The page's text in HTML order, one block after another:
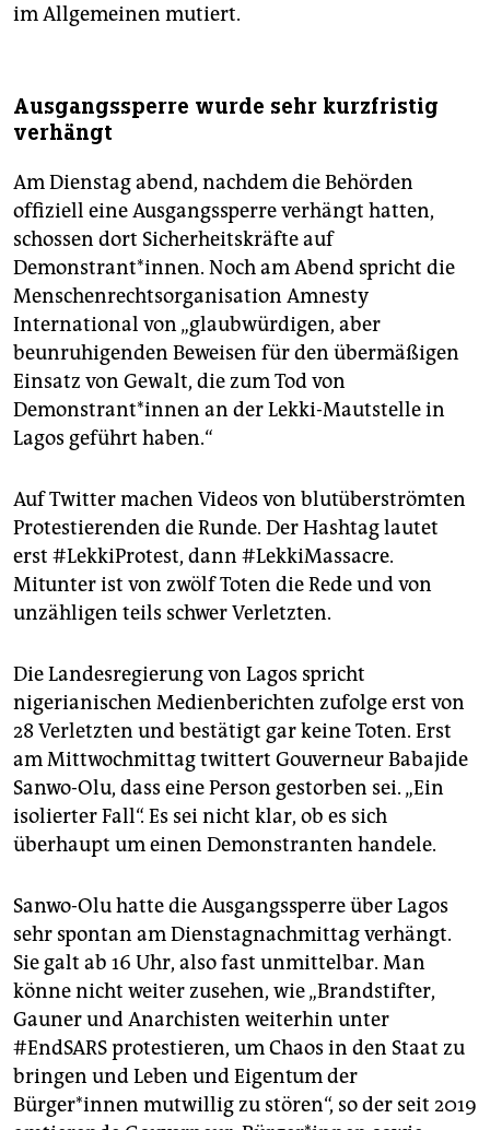
im Allgemeinen mutiert.
Ausgangssperre wurde sehr kurzfristig
verhängt
Am Dienstag abend, nachdem die Behörden
offiziell eine Ausgangssperre verhängt hatten,
schossen dort Sicherheitskräfte auf
Demonstrant*innen. Noch am Abend spricht die
Menschenrechtsorganisation Amnesty
International von „glaubwürdigen, aber
beunruhigenden Beweisen für den übermäßigen
Einsatz von Gewalt, die zum Tod von
Demonstrant*innen an der Lekki-Mautstelle in
Lagos geführt haben.“
Auf Twitter machen Videos von blutüberströmten
Protestierenden die Runde. Der Hashtag lautet
erst #LekkiProtest, dann #LekkiMassacre.
Mitunter ist von zwölf Toten die Rede und von
unzähligen teils schwer Verletzten.
Die Landesregierung von Lagos spricht
nigerianischen Medienberichten zufolge erst von
28 Verletzten und bestätigt gar keine Toten. Erst
am Mittwochmittag twittert Gouverneur Babajide
Sanwo-Olu, dass eine Person gestorben sei. „Ein
isolierter Fall“. Es sei nicht klar, ob es sich
überhaupt um einen Demonstranten handele.
Sanwo-Olu hatte die Ausgangssperre über Lagos
sehr spontan am Dienstagnachmittag verhängt.
Sie galt ab 16 Uhr, also fast unmittelbar. Man
könne nicht weiter zusehen, wie „Brandstifter,
Gauner und Anarchisten weiterhin unter
#EndSARS protestieren, um Chaos in den Staat zu
bringen und Leben und Eigentum der
Bürger*innen mutwillig zu stören“, so der seit 2019